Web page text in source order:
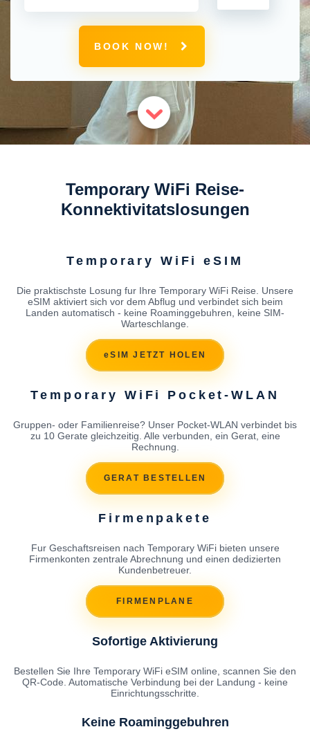
BOOK NOW!
Temporary WiFi Reise-
Konnektivitatslosungen
Temporary WiFi eSIM
Die praktischste Losung fur Ihre Temporary WiFi Reise. Unsere
eSIM aktiviert sich vor dem Abflug und verbindet sich beim
Landen automatisch - keine Roaminggebuhren, keine SIM-
Warteschlange.
eSIM JETZT HOLEN
Temporary WiFi Pocket-WLAN
Gruppen- oder Familienreise? Unser Pocket-WLAN verbindet bis
zu 10 Gerate gleichzeitig. Alle verbunden, ein Gerat, eine
Rechnung.
GERAT BESTELLEN
Firmenpakete
Fur Geschaftsreisen nach Temporary WiFi bieten unsere
Firmenkonten zentrale Abrechnung und einen dedizierten
Kundenbetreuer.
FIRMENPLANE
Sofortige Aktivierung
Bestellen Sie Ihre Temporary WiFi eSIM online, scannen Sie den
QR-Code. Automatische Verbindung bei der Landung - keine
Einrichtungsschritte.
Keine Roaminggebuhren